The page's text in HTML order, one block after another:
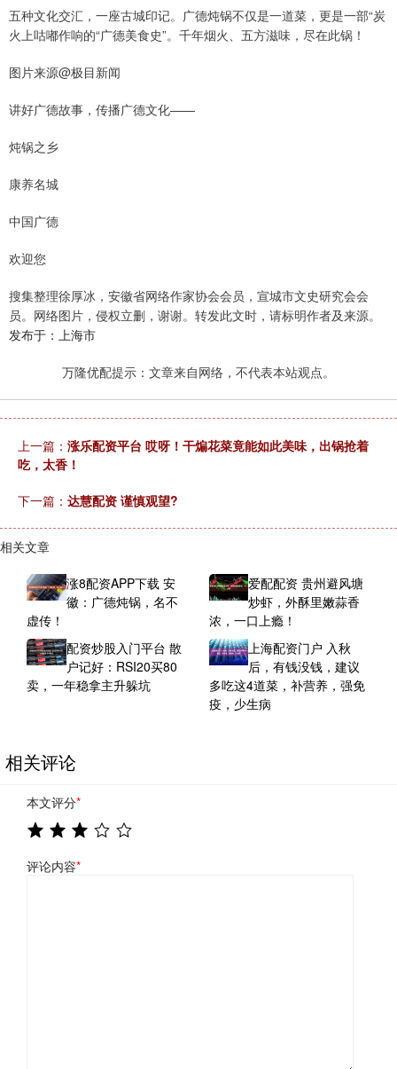
五种文化交汇，一座古城印记。广德炖锅不仅是一道菜，更是一部“炭
火上咕嘟作响的“广德美食史”。千年烟火、五方滋味，尽在此锅！
图片来源@极目新闻
讲好广德故事，传播广德文化——
炖锅之乡
康养名城
中国广德
欢迎您
搜集整理徐厚冰，安徽省网络作家协会会员，宣城市文史研究会会
员。网络图片，侵权立删，谢谢。转发此文时，请标明作者及来源。
发布于：上海市
万隆优配提示：文章来自网络，不代表本站观点。
上一篇： 涨乐配资平台 哎呀！干煸花菜竟能如此美味，出锅抢着
吃，太香！
下一篇： 达慧配资 谨慎观望?
相关文章
涨8配资APP下载 安
徽：广德炖锅，名不
虚传！
爱配配资 贵州避风塘
炒虾，外酥里嫩蒜香
浓，一口上瘾！
配资炒股入门平台 散
户记好：RSI20买80
卖，一年稳拿主升躲坑
上海配资门户 入秋
后，有钱没钱，建议
多吃这4道菜，补营养，强免
疫，少生病
相关评论
本文评分*
评论内容*